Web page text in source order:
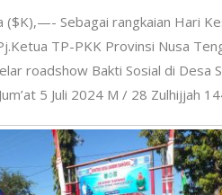
($K),—- Sebagai rangkaian Hari
TP-PKK Provinsi Nusa
roadshow Bakti Sosial di Desa
5 Juli 2024 M / 28 Zulhijjah